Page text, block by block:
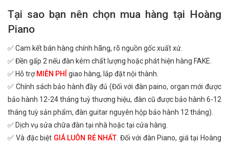
Tại sao bạn nên chọn mua hàng tại Hoàng
Piano
✅ Cam kết bán hàng chính hãng, rõ nguồn gốc xuất xứ.
✅ Đền gấp 2 nếu đàn kém chất lượng hoặc phát hiện hàng FAKE.
✅ Hỗ trợ MIỄN PHÍ giao hàng, lắp đặt nội thành.
✅ Chính sách bảo hành đầy đủ (Đối với đàn paino, organ mới được
bảo hành 12-24 tháng tuỳ thương hiệu, đàn cũ được bảo hành 6-12
tháng tuỳ sản phẩm, đàn guitar nguyên hộp bảo hành 12 tháng).
✅ Dịch vụ sửa chữa đàn tại nhà hoặc tại cửa hàng.
✅ Và đặc biệt GIÁ LUÔN RẺ NHẤT . Đối với đàn Piano, giá tại Hoàng